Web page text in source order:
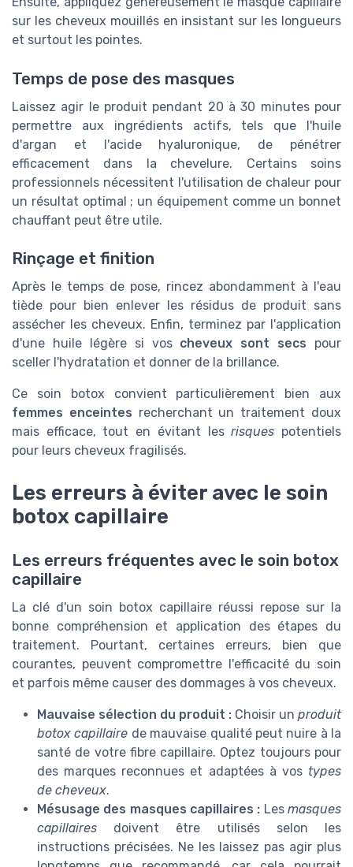
sur les cheveux mouillés en insistant sur les longueurs
et surtout les pointes.
Temps de pose des masques
Laissez agir le produit pendant 20 à 30 minutes pour
permettre aux ingrédients actifs, tels que l'huile
d'argan et l'acide hyaluronique, de pénétrer
efficacement dans la chevelure. Certains soins
professionnels nécessitent l'utilisation de chaleur pour
un résultat optimal ; un équipement comme un bonnet
chauffant peut être utile.
Rinçage et finition
Après le temps de pose, rincez abondamment à l'eau
tiède pour bien enlever les résidus de produit sans
assécher les cheveux. Enfin, terminez par l'application
d'une huile légère si vos cheveux sont secs pour
sceller l'hydratation et donner de la brillance.
Ce soin botox convient particulièrement bien aux
femmes enceintes recherchant un traitement doux
mais efficace, tout en évitant lesrisques potentiels
pour leurs cheveux fragilisés.
Les erreurs à éviter avec le soin
botox capillaire
Les erreurs fréquentes avec le soin botox
capillaire
La clé d'un soin botox capillaire réussi repose sur la
bonne compréhension et application des étapes du
traitement. Pourtant, certaines erreurs, bien que
courantes, peuvent compromettre l'efficacité du soin
et parfois même causer des dommages à vos cheveux.
Mauvaise sélection du produit : Choisir un produit
botox capillaire de mauvaise qualité peut nuire à la
santé de votre fibre capillaire. Optez toujours pour
des marques reconnues et adaptées à vos types
de cheveux.
Mésusage des masques capillaires : Lesmasques
capillaires doivent être utilisés selon les
instructions précisées. Ne les laissez pas agir plus